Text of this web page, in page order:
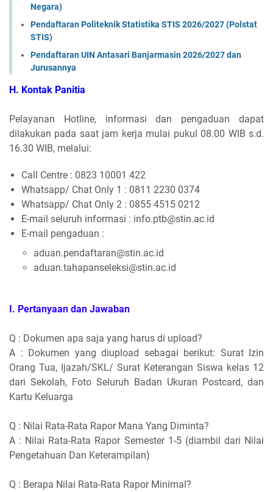
Negara)
Pendaftaran Politeknik Statistika STIS 2026/2027 (Polstat
STIS)
Pendaftaran UIN Antasari Banjarmasin 2026/2027 dan
Jurusannya
H. Kontak Panitia
Pelayanan Hotline, informasi dan pengaduan dapat
dilakukan pada saat jam kerja mulai pukul 08.00 WIB s.d.
16.30 WIB, melalui:
Call Centre : 0823 10001 422
Whatsapp/ Chat Only 1 : 0811 2230 0374
Whatsapp/ Chat Only 2 : 0855 4515 0212
E-mail seluruh informasi : info.ptb@stin.ac.id
E-mail pengaduan :
aduan.pendaftaran@stin.ac.id
aduan.tahapanseleksi@stin.ac.id
I. Pertanyaan dan Jawaban
Q : Dokumen apa saja yang harus di upload?
A : Dokumen yang diupload sebagai berikut: Surat Izin
Orang Tua, Ijazah/SKL/ Surat Keterangan Siswa kelas 12
dari Sekolah, Foto Seluruh Badan Ukuran Postcard, dan
Kartu Keluarga
Q : Nilai Rata-Rata Rapor Mana Yang Diminta?
A : Nilai Rata-Rata Rapor Semester 1-5 (diambil dari Nilai
Pengetahuan Dan Keterampilan)
Q : Berapa Nilai Rata-Rata Rapor Minimal?